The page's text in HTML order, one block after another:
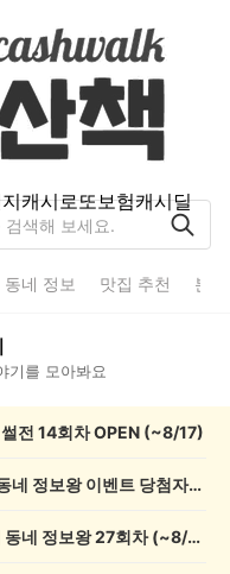
캐시로또보험캐시딜
동네 정보 맛집 추천 분
기를 모아봐요
전 14회차 OPEN (~8/17)
💰[당첨자 발표] 26회차 우리 동네 정보왕 이벤트 당첨자를 발표합니다!
💸 전원 2,000캐시 지급! 우리 동네 정보왕 27회차 (~8/10)